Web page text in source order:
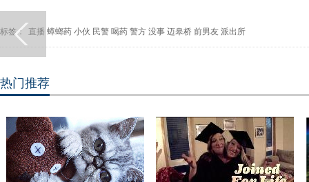
标签： 直播 蟑螂药 小伙 民警 喝药 警方 没事 迈皋桥 前男友 派出所
热门推荐